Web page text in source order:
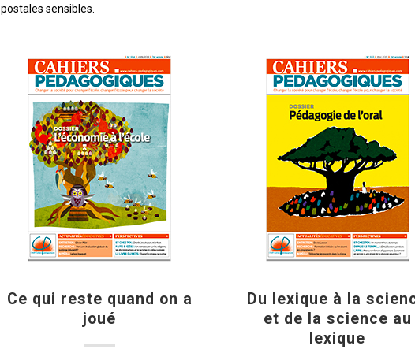
postales sensibles.
Ce qui reste quand on a
joué
Du lexique à la
et de la science au
lexique